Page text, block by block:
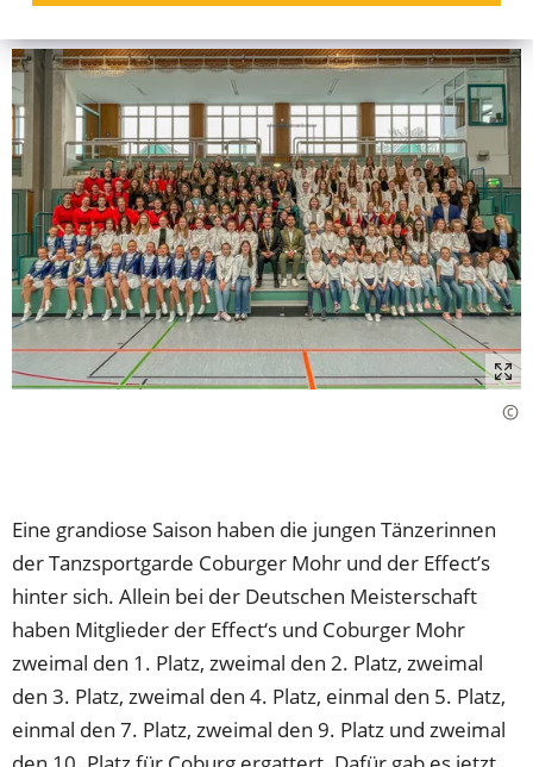
Eine grandiose Saison haben die jungen Tänzerinnen
der Tanzsportgarde Coburger Mohr und der Effect’s
hinter sich. Allein bei der Deutschen Meisterschaft
haben Mitglieder der Effect‘s und Coburger Mohr
zweimal den 1. Platz, zweimal den 2. Platz, zweimal
den 3. Platz, zweimal den 4. Platz, einmal den 5. Platz,
einmal den 7. Platz, zweimal den 9. Platz und zweimal